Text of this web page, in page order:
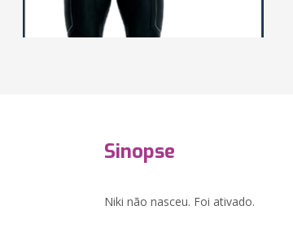
Sinopse
Niki não nasceu. Foi ativado.